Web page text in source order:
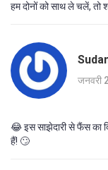
हम दोनों को साथ ले चलें, तो
जनवरी
😂 इस साझेदारी से फैंस का
हैं! 🙄